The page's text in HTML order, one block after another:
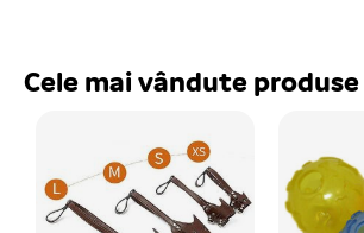
Cele mai vândute produse